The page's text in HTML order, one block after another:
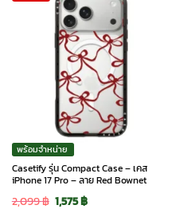
พร้อมจำหน่าย
Casetify รุ่น Compact Case – เคส
iPhone 17 Pro – ลาย Red Bownet
2,099฿ Original
1,575฿Current